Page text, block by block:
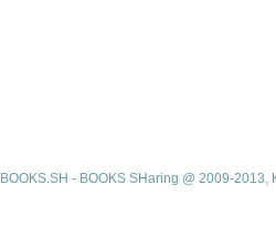
BOOKS.SH - BOOKS SHaring @ 2009-2013,